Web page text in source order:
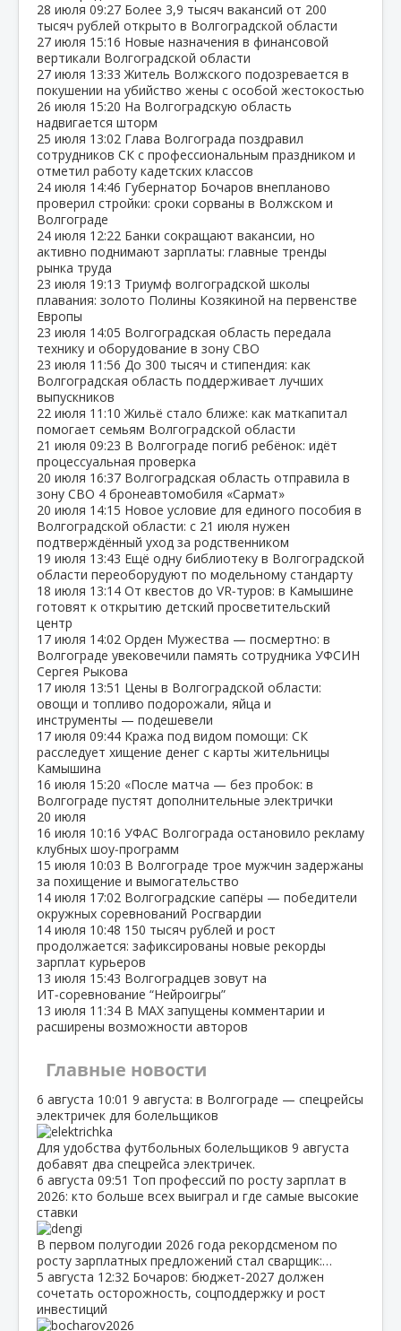
28 июля 09:27 Более 3,9 тысяч вакансий от 200
тысяч рублей открыто в Волгоградской области
27 июля 15:16 Новые назначения в финансовой
вертикали Волгоградской области
27 июля 13:33 Житель Волжского подозревается в
покушении на убийство жены с особой жестокостью
26 июля 15:20 На Волгоградскую область
надвигается шторм
25 июля 13:02 Глава Волгограда поздравил
сотрудников СК с профессиональным праздником и
отметил работу кадетских классов
24 июля 14:46 Губернатор Бочаров внепланово
проверил стройки: сроки сорваны в Волжском и
Волгограде
24 июля 12:22 Банки сокращают вакансии, но
активно поднимают зарплаты: главные тренды
рынка труда
23 июля 19:13 Триумф волгоградской школы
плавания: золото Полины Козякиной на первенстве
Европы
23 июля 14:05 Волгоградская область передала
технику и оборудование в зону СВО
23 июля 11:56 До 300 тысяч и стипендия: как
Волгоградская область поддерживает лучших
выпускников
22 июля 11:10 Жильё стало ближе: как маткапитал
помогает семьям Волгоградской области
21 июля 09:23 В Волгограде погиб ребёнок: идёт
процессуальная проверка
20 июля 16:37 Волгоградская область отправила в
зону СВО 4 бронеавтомобиля «Сармат»
20 июля 14:15 Новое условие для единого пособия в
Волгоградской области: с 21 июля нужен
подтверждённый уход за родственником
19 июля 13:43 Ещё одну библиотеку в Волгоградской
области переоборудуют по модельному стандарту
18 июля 13:14 От квестов до VR‑туров: в Камышине
готовят к открытию детский просветительский
центр
17 июля 14:02 Орден Мужества — посмертно: в
Волгограде увековечили память сотрудника УФСИН
Сергея Рыкова
17 июля 13:51 Цены в Волгоградской области:
овощи и топливо подорожали, яйца и
инструменты — подешевели
17 июля 09:44 Кража под видом помощи: СК
расследует хищение денег с карты жительницы
Камышина
16 июля 15:20 «После матча — без пробок: в
Волгограде пустят дополнительные электрички
20 июля
16 июля 10:16 УФАС Волгограда остановило рекламу
клубных шоу‑программ
15 июля 10:03 В Волгограде трое мужчин задержаны
за похищение и вымогательство
14 июля 17:02 Волгоградские сапёры — победители
окружных соревнований Росгвардии
14 июля 10:48 150 тысяч рублей и рост
продолжается: зафиксированы новые рекорды
зарплат курьеров
13 июля 15:43 Волгоградцев зовут на
ИТ‑соревнование “Нейроигры”
13 июля 11:34 В МАХ запущены комментарии и
расширены возможности авторов
Главные новости
6 августа 10:01 9 августа: в Волгограде — спецрейсы
электричек для болельщиков
Для удобства футбольных болельщиков 9 августа
добавят два спецрейса электричек.
6 августа 09:51 Топ профессий по росту зарплат в
2026: кто больше всех выиграл и где самые высокие
ставки
В первом полугодии 2026 года рекордсменом по
росту зарплатных предложений стал сварщик:…
5 августа 12:32 Бочаров: бюджет‑2027 должен
сочетать осторожность, соцподдержку и рост
инвестиций